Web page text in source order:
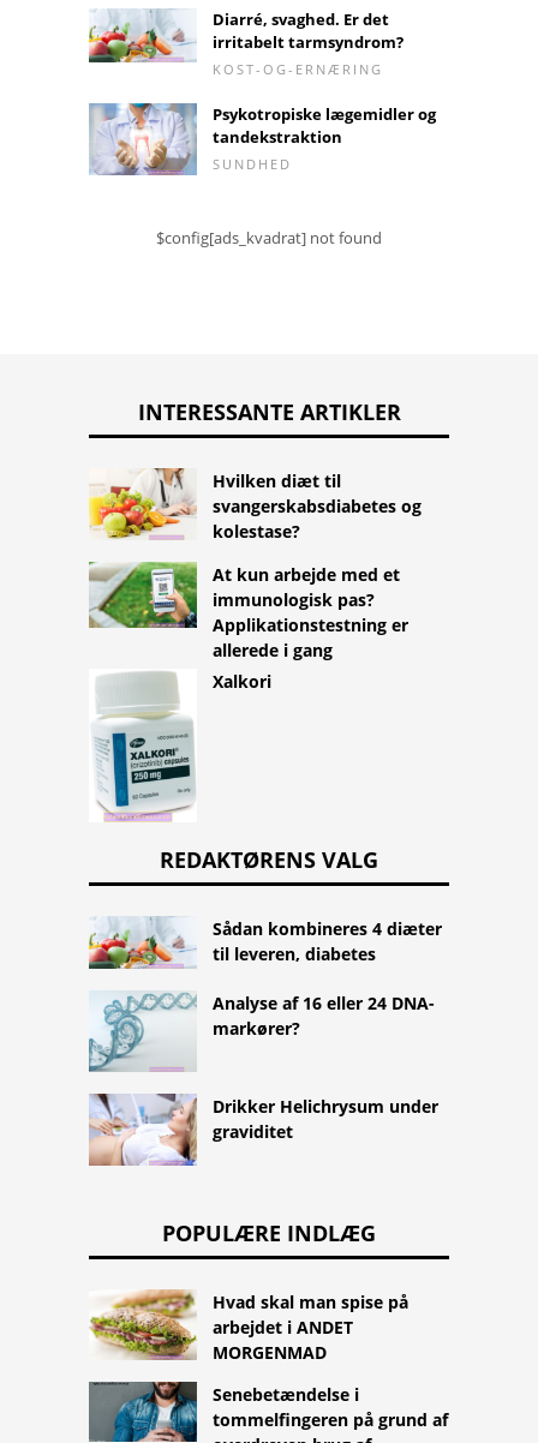
Diarré, svaghed. Er det
irritabelt tarmsyndrom?
KOST-OG-ERNÆRING
Psykotropiske lægemidler og
tandekstraktion
SUNDHED
$config[ads_kvadrat] not found
INTERESSANTE ARTIKLER
Hvilken diæt til
svangerskabsdiabetes og
kolestase?
At kun arbejde med et
immunologisk pas?
Applikationstestning er
allerede i gang
Xalkori
REDAKTØRENS VALG
Sådan kombineres 4 diæter
til leveren, diabetes
Analyse af 16 eller 24 DNA-
markører?
Drikker Helichrysum under
graviditet
POPULÆRE INDLÆG
Hvad skal man spise på
arbejdet i ANDET
MORGENMAD
Senebetændelse i
tommelfingeren på grund af